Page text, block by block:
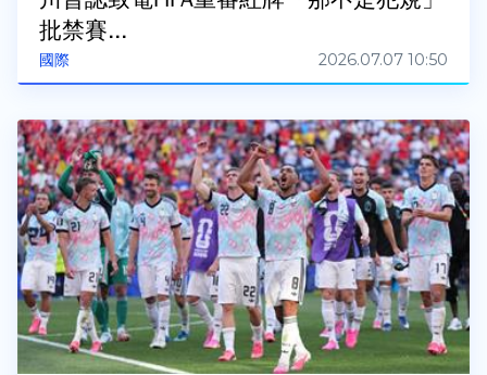
國際
批禁賽...
2026.07.07 10:50